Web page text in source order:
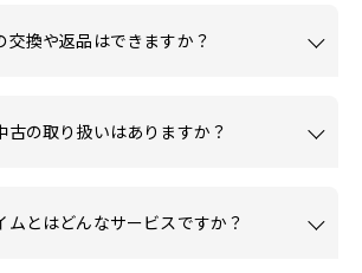
交換や返品はできますか？
古の取り扱いはありますか？
ムとはどんなサービスですか？